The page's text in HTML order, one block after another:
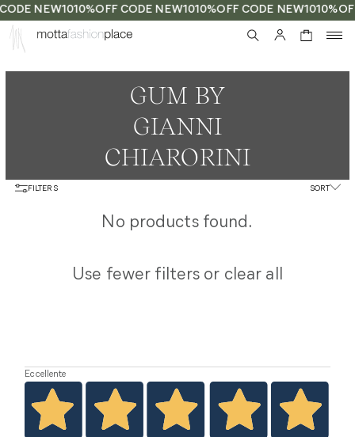
NEW1010%OFF CODE NEW1010%OFF CODE NEW10
GUM BY
GIANNI
CHIARORINI
FILTERS SORT
No products found.
Use fewer filters or clear all
Eccellente